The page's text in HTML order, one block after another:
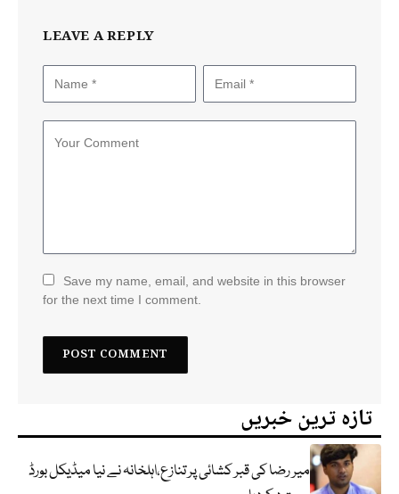
LEAVE A REPLY
Save my name, email, and website in this browser
for the next time I comment.
تازہ ترین خبریں
میر رضا کی قبر کشائی پر تنازع،اہلخانہ نے نیا میڈیکل بورڈ